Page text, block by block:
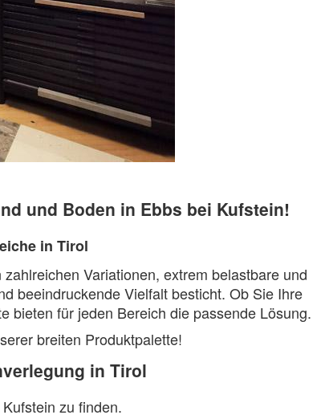
und Boden in Ebbs bei Kufstein!
in Tirol
Variationen, extrem belastbare und
beeindruckende Vielfalt besticht. Ob Sie Ihre
bieten für jeden Bereich die passende Lösung.
breiten Produktpalette!
in Tirol
zu finden.